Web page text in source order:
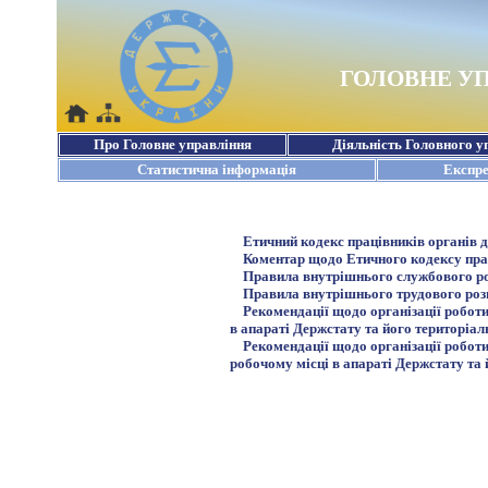
Етичний кодекс працівників органів
Коментар щодо Етичного кодексу
Правила внутрішнього службового
Правила внутрішнього трудового
Рекомендації щодо організації
в апараті Держстату та його
Рекомендації щодо організації
робочому місці в апараті Держстату та